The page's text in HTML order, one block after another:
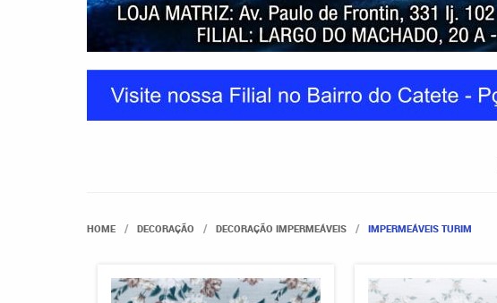
HOME DECORAÇÃO DECORAÇÃO IMPERMEÁVEIS IMPERMEÁVEIS TURIM